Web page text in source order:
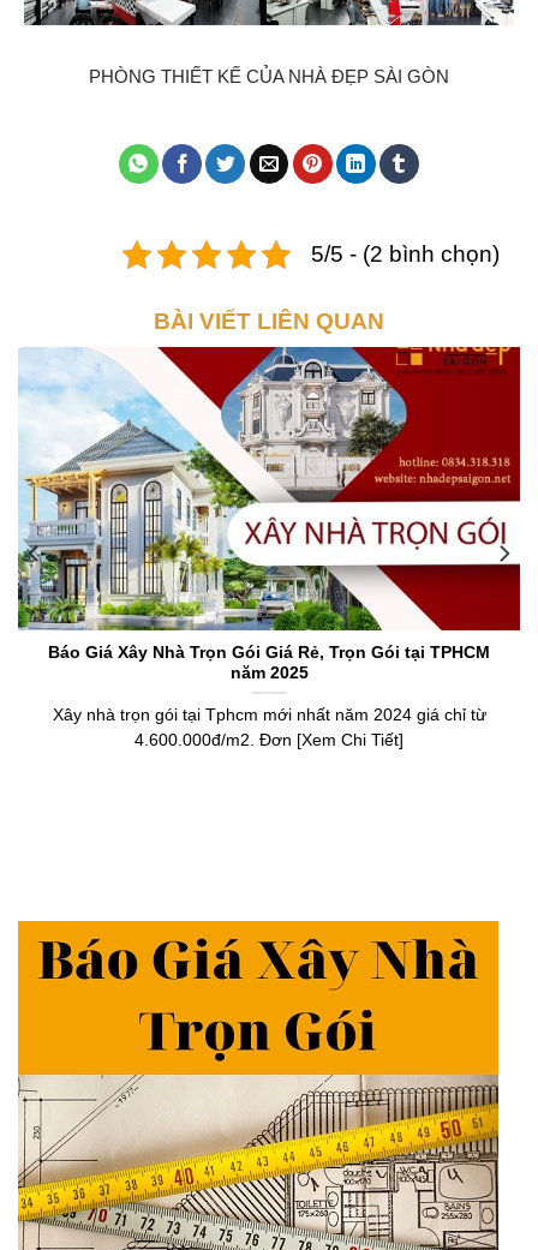
PHÒNG THIẾT KẾ CỦA NHÀ ĐẸP SÀI GÒN
5/5 - (2 bình chọn)
BÀI VIẾT LIÊN QUAN
Báo Giá Xây Nhà Trọn Gói Giá Rẻ, Trọn Gói tại TPHCM
năm 2025
Xây nhà trọn gói tại Tphcm mới nhất năm 2024 giá chỉ từ
4.600.000đ/m2. Đơn [Xem Chi Tiết]